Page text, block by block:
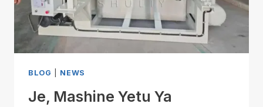
BLOG NEWS
Je, Mashine Yetu Ya